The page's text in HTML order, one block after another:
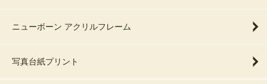
ニューボーン アクリルフレーム
写真台紙プリント